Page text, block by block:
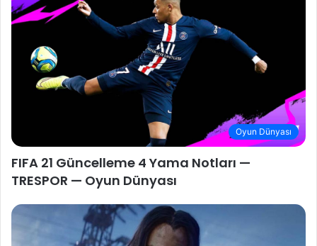
Oyun Dünyası
FIFA 21 Güncelleme 4 Yama Notları —
TRESPOR — Oyun Dünyası